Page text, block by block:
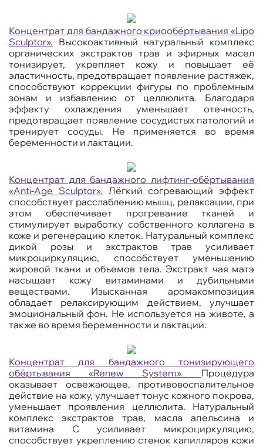
Концентрат для бандажного криообёртывания «Lipo
Sculptor». Высокоактивный натуральный комплекс
органических экстрактов трав и эфирных масел
тонизирует, укрепляет кожу и повышает её
эластичность, предотвращает появление растяжек,
способствуют коррекции фигуры по проблемным
зонам и избавлению от целлюлита. Благодаря
эффекту охлаждения уменьшает отечность,
предотвращает появление сосудистых патологий и
тренирует сосуды. Не применяется во время
беременности и лактации.
Концентрат для бандажного лифтинг-обёртывания
«Anti-Age Sculptor». Лёгкий согревающий эффект
способствует расслаблению мышц, релаксации, при
этом обеспечивает прогревание тканей и
стимулирует выработку собственного коллагена в
коже и регенерацию клеток. Натуральный комплекс
дикой розы и экстрактов трав усиливает
микроциркуляцию, способствует уменьшению
жировой ткани и объемов тела. Экстракт чая матэ
насыщает кожу витаминами и дубильными
веществами. Изысканная аромакомпозиция
обладает релаксирующим действием, улучшает
эмоциональный фон. Не используется на животе, а
также во время беременности и лактации.
Концентрат для бандажного тонизирующего
обёртывания «Renew System». Процедура
оказывает освежающее, противовоспалительное
действие на кожу, улучшает тонус кожного покрова,
уменьшает проявления целлюлита. Натуральный
комплекс экстрактов трав, масла апельсина и
витамина С усиливает микроциркуляцию,
способствует укреплению стенок капилляров кожи